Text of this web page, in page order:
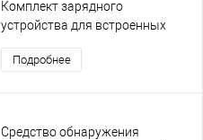
Комплект зарядного
устройства для встроенных
Подробнее
Средство обнаружения